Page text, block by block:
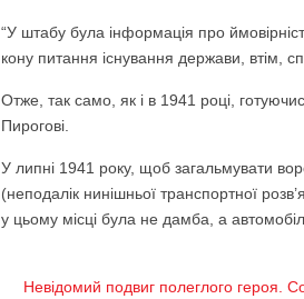
“У штабу була інформація про
кону питання існування держави, втім,
Отже, так само, як і в 1941 році,
Пирогові.
У липні 1941 року, щоб загальмувати
(неподалік нинішньої транспортної
у цьому місці була не дамба, а
Невідомий подвиг полеглого героя.